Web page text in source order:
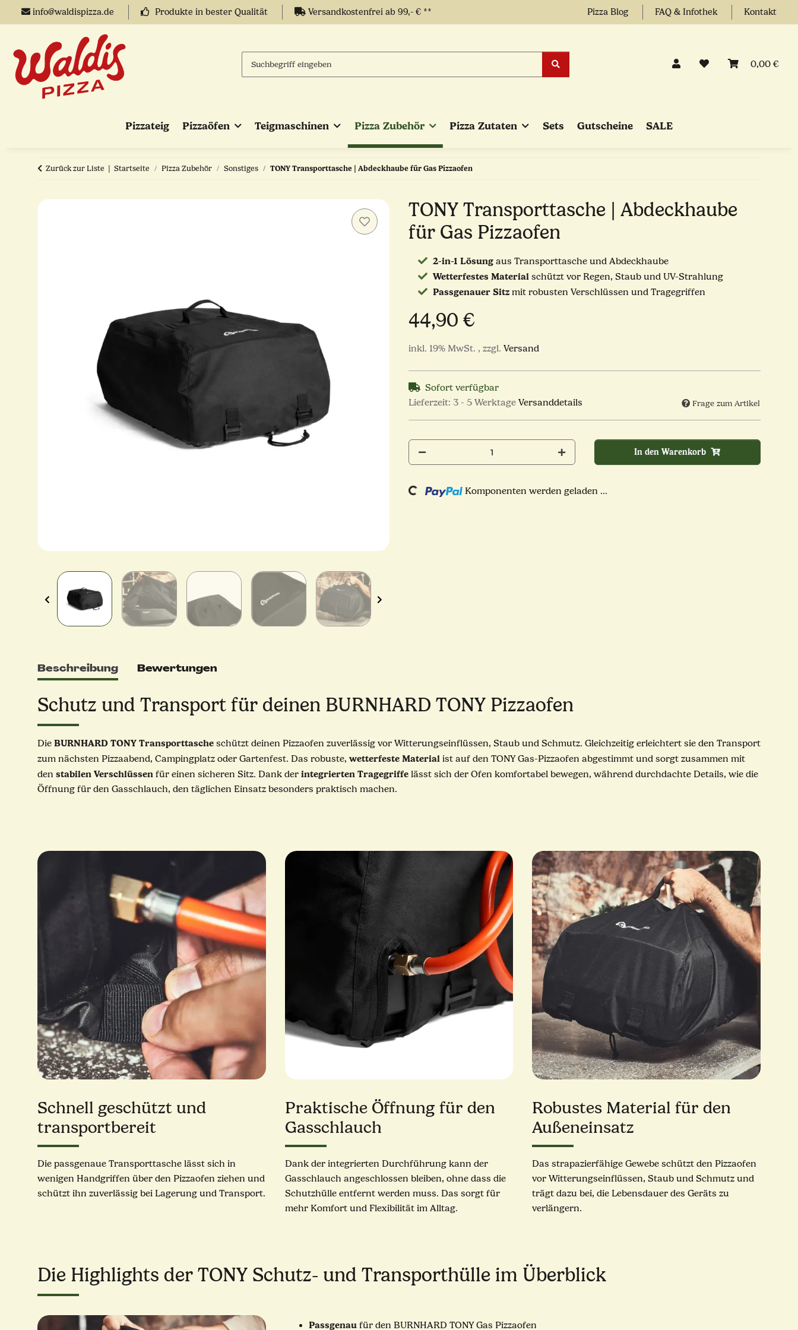
info@waldispizza.de Produkte in bester Qualität Versandkostenfrei ab 99,- € ** Pizza Blog FAQ & Infothek Kontakt
0,00 €
Pizzateig Pizzaöfen Teigmaschinen Pizza Zubehör Pizza Zutaten Sets Gutscheine SALE
Zurück zur Liste Startseite Pizza Zubehör Sonstiges TONY Transporttasche | Abdeckhaube für Gas Pizzaofen
TONY Transporttasche | Abdeckhaube
für Gas Pizzaofen
2-in-1 Lösungaus Transporttasche und Abdeckhaube
Wetterfestes Materialschützt vor Regen, Staub und UV-Strahlung
Passgenauer Sitzmit robusten Verschlüssen und Tragegriffen
44,90 €
inkl. 19% MwSt. , zzgl. Versand
Sofort verfügbar
Lieferzeit: 3 - 5 Werktage Versanddetails Frage zum Artikel
In den Warenkorb
Loading... Komponenten werden geladen ...
Beschreibung Bewertungen
Schutz und Transport für deinen BURNHARD TONY Pizzaofen
Die BURNHARD TONY Transporttasche schützt deinen Pizzaofen zuverlässig vor Witterungseinflüssen, Staub und Schmutz. Gleichzeitig erleichtert sie den Transport
zum nächsten Pizzaabend, Campingplatz oder Gartenfest. Das robuste, wetterfeste Material ist auf den TONY Gas-Pizzaofen abgestimmt und sorgt zusammen mit
den stabilen Verschlüssen für einen sicheren Sitz. Dank der integrierten Tragegriffe lässt sich der Ofen komfortabel bewegen, während durchdachte Details, wie die
Öffnung für den Gasschlauch, den täglichen Einsatz besonders praktisch machen.
Schnell geschützt und
transportbereit
Die passgenaue Transporttasche lässt sich in
wenigen Handgriffen über den Pizzaofen ziehen und
schützt ihn zuverlässig bei Lagerung und Transport.
Praktische Öffnung für den
Gasschlauch
Dank der integrierten Durchführung kann der
Gasschlauch angeschlossen bleiben, ohne dass die
Schutzhülle entfernt werden muss. Das sorgt für
mehr Komfort und Flexibilität im Alltag.
Robustes Material für den
Außeneinsatz
Das strapazierfähige Gewebe schützt den Pizzaofen
vor Witterungseinflüssen, Staub und Schmutz und
trägt dazu bei, die Lebensdauer des Geräts zu
verlängern.
Die Highlights der TONY Schutz- und Transporthülle im Überblick
Passgenaufür den BURNHARD TONY Gas Pizzaofen